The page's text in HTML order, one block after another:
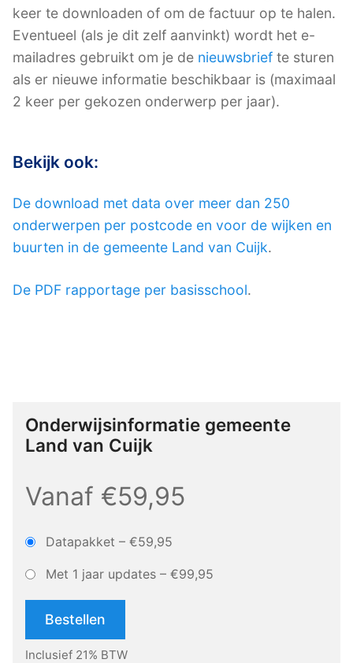
keer te downloaden of om de factuur op te halen.
Eventueel (als je dit zelf aanvinkt) wordt het e-
mailadres gebruikt om je de nieuwsbrief te sturen
als er nieuwe informatie beschikbaar is (maximaal
2 keer per gekozen onderwerp per jaar).
Bekijk ook:
De download met data over meer dan 250
onderwerpen per postcode en voor de wijken en
buurten in de gemeente Land van Cuijk.
De PDF rapportage per basisschool.
Onderwijsinformatie gemeente
Land van Cuijk
Vanaf €59,95
Datapakket – €59,95
Met 1 jaar updates – €99,95
Bestellen
Inclusief 21% BTW